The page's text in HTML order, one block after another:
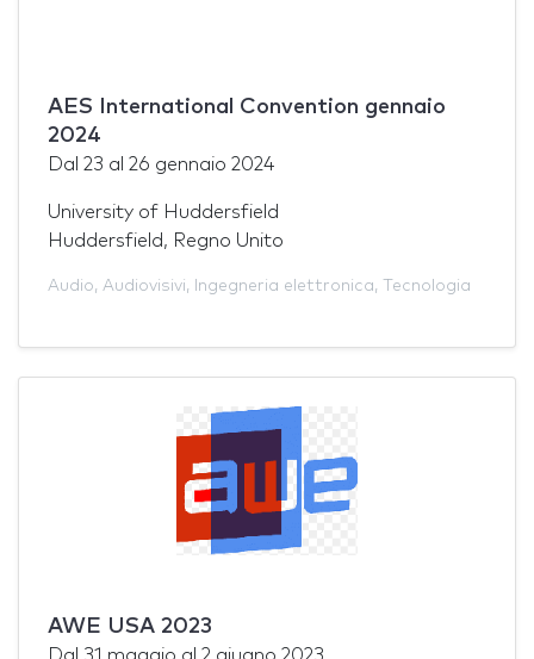
AES International Convention gennaio
2024
Dal 23 al 26 gennaio 2024
University of Huddersfield
Huddersfield, Regno Unito
Audio, Audiovisivi, Ingegneria elettronica, Tecnologia
AWE USA 2023
Dal 31 maggio al 2 giugno 2023